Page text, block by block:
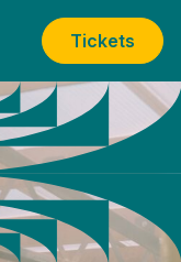
Tickets